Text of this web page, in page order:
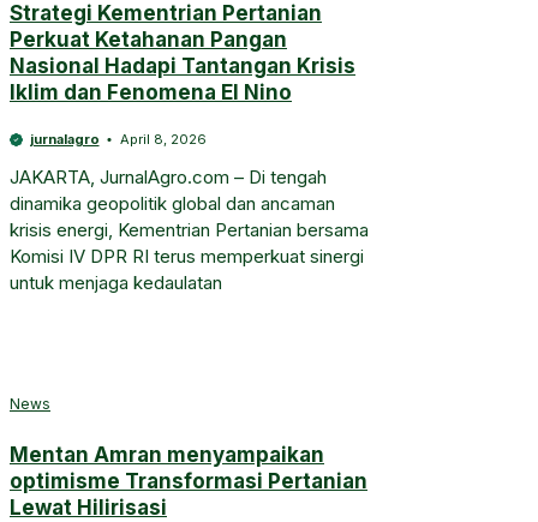
Strategi Kementrian Pertanian
Perkuat Ketahanan Pangan
Nasional Hadapi Tantangan Krisis
Iklim dan Fenomena El Nino
jurnalagro April 8, 2026
JAKARTA, JurnalAgro.com – Di tengah
dinamika geopolitik global dan ancaman
krisis energi, Kementrian Pertanian bersama
Komisi IV DPR RI terus memperkuat sinergi
untuk menjaga kedaulatan
News
Mentan Amran menyampaikan
optimisme Transformasi Pertanian
Lewat Hilirisasi